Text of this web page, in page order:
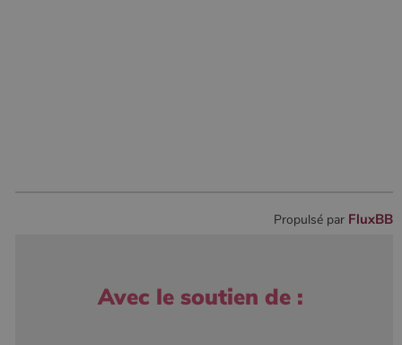
Propulsé par FluxBB
Avec le soutien de :